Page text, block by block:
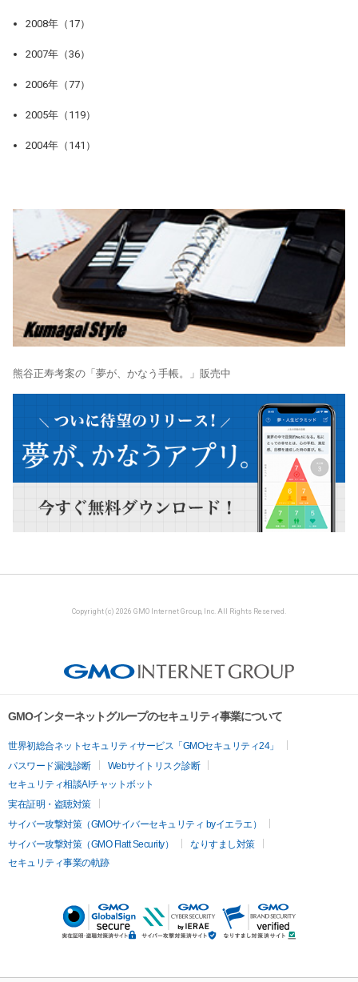
2008年（17）
2007年（36）
2006年（77）
2005年（119）
2004年（141）
熊谷正寿考案の「夢が、かなう手帳。」販売中
Copyright (c) 2026 GMO Internet Group, Inc. All Rights Reserved.
GMOインターネットグループのセキュリティ事業について
世界初総合ネットセキュリティサービス「GMOセキュリティ24」
パスワード漏洩診断
Webサイトリスク診断
セキュリティ相談AIチャットボット
実在証明・盗聴対策
サイバー攻撃対策（GMOサイバーセキュリティ byイエラエ）
サイバー攻撃対策（GMO Flatt Security）
なりすまし対策
セキュリティ事業の軌跡